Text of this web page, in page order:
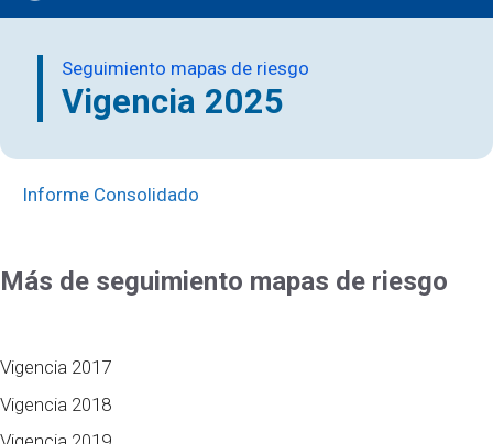
Seguimiento mapas de riesgo
Vigencia 2025
Informe Consolidado
Más de seguimiento mapas de riesgo
Vigencia 2017
Vigencia 2018